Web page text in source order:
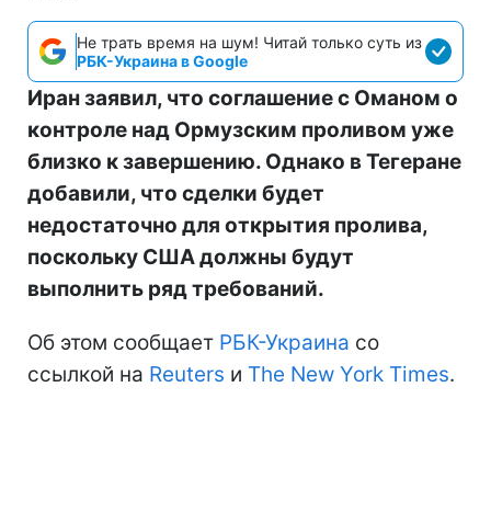
Не трать время на шум! Читай только суть из
РБК-Украина в Google
Иран заявил, что соглашение с Оманом о
контроле над Ормузским проливом уже
близко к завершению. Однако в Тегеране
добавили, что сделки будет
недостаточно для открытия пролива,
поскольку США должны будут
выполнить ряд требований.
Об этом сообщает РБК-Украина со
ссылкой на Reuters и The New York Times.